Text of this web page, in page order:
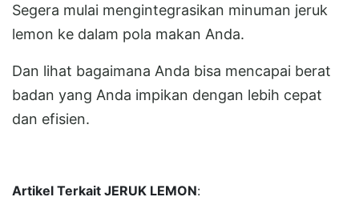
Segera mulai mengintegrasikan minuman jeruk
lemon ke dalam pola makan Anda.
Dan lihat bagaimana Anda bisa mencapai berat
badan yang Anda impikan dengan lebih cepat
dan efisien.
Artikel Terkait JERUK LEMON: